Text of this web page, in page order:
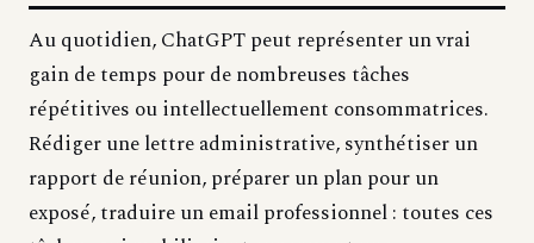
Au quotidien, ChatGPT peut représenter un vrai
gain de temps pour de nombreuses tâches
répétitives ou intellectuellement consommatrices.
Rédiger une lettre administrative, synthétiser un
rapport de réunion, préparer un plan pour un
exposé, traduire un email professionnel : toutes ces